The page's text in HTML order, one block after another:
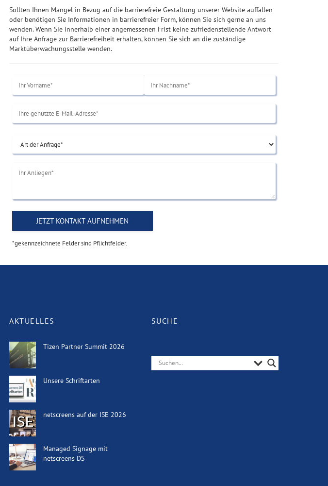
Sollten Ihnen Mängel in Bezug auf die barrierefreie Gestaltung unserer Website auffallen
oder benötigen Sie Informationen in barrierefreier Form, können Sie sich gerne an uns
wenden. Wenn Sie innerhalb einer angemessenen Frist keine zufriedenstellende Antwort
auf Ihre Anfrage zur Barrierefreiheit erhalten, können Sie sich an die zuständige
Marktüberwachungsstelle wenden.
*gekennzeichnete Felder sind Pflichtfelder.
AKTUELLES
Tizen Partner Summit 2026
Unsere Schriftarten
netscreens auf der ISE 2026
Managed Signage mit
netscreens DS
SUCHE